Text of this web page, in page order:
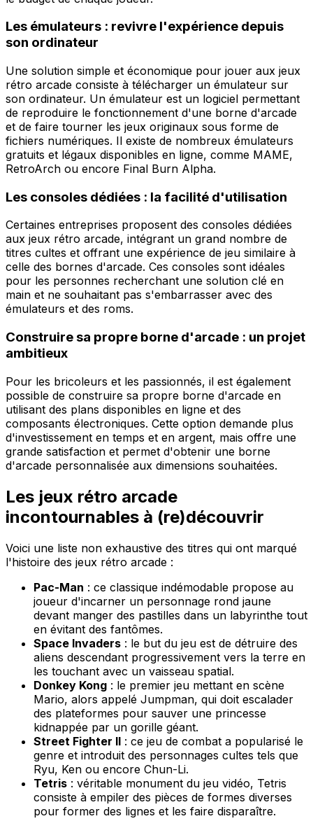
Les émulateurs : revivre l'expérience depuis
son ordinateur
Une solution simple et économique pour jouer aux jeux
rétro arcade consiste à télécharger un émulateur sur
son ordinateur. Un émulateur est un logiciel permettant
de reproduire le fonctionnement d'une borne d'arcade
et de faire tourner les jeux originaux sous forme de
fichiers numériques. Il existe de nombreux émulateurs
gratuits et légaux disponibles en ligne, comme MAME,
RetroArch ou encore Final Burn Alpha.
Les consoles dédiées : la facilité d'utilisation
Certaines entreprises proposent des consoles dédiées
aux jeux rétro arcade, intégrant un grand nombre de
titres cultes et offrant une expérience de jeu similaire à
celle des bornes d'arcade. Ces consoles sont idéales
pour les personnes recherchant une solution clé en
main et ne souhaitant pas s'embarrasser avec des
émulateurs et des roms.
Construire sa propre borne d'arcade : un projet
ambitieux
Pour les bricoleurs et les passionnés, il est également
possible de construire sa propre borne d'arcade en
utilisant des plans disponibles en ligne et des
composants électroniques. Cette option demande plus
d'investissement en temps et en argent, mais offre une
grande satisfaction et permet d'obtenir une borne
d'arcade personnalisée aux dimensions souhaitées.
Les jeux rétro arcade
incontournables à (re)découvrir
Voici une liste non exhaustive des titres qui ont marqué
l'histoire des jeux rétro arcade :
Pac-Man : ce classique indémodable propose au
joueur d'incarner un personnage rond jaune
devant manger des pastilles dans un labyrinthe tout
en évitant des fantômes.
Space Invaders : le but du jeu est de détruire des
aliens descendant progressivement vers la terre en
les touchant avec un vaisseau spatial.
Donkey Kong : le premier jeu mettant en scène
Mario, alors appelé Jumpman, qui doit escalader
des plateformes pour sauver une princesse
kidnappée par un gorille géant.
Street Fighter II : ce jeu de combat a popularisé le
genre et introduit des personnages cultes tels que
Ryu, Ken ou encore Chun-Li.
Tetris : véritable monument du jeu vidéo, Tetris
consiste à empiler des pièces de formes diverses
pour former des lignes et les faire disparaître.